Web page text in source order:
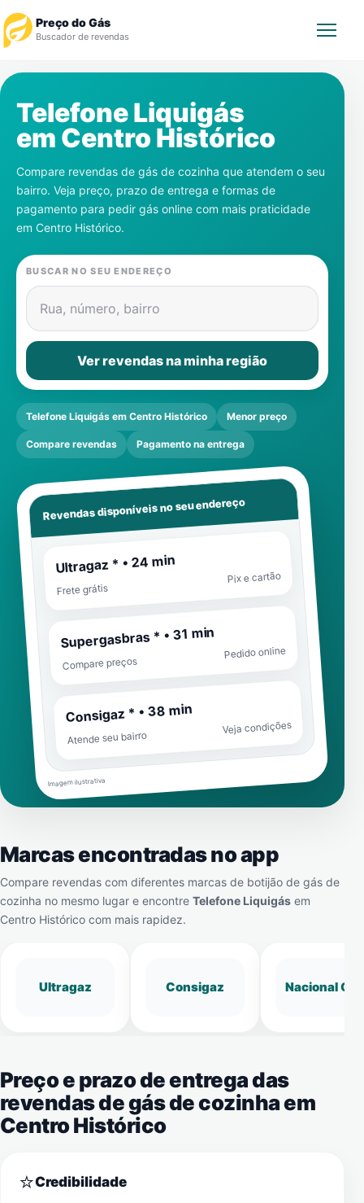
Preço do Gás
Buscador de revendas
Revendedor
Notícias
Cadastre-se
Gás
Contatos
Telefone Liquigás
em Centro Histórico
Compare revendas de gás de cozinha que atendem o seu
bairro. Veja preço, prazo de entrega e formas de
pagamento para pedir gás online com mais praticidade
em Centro Histórico.
BUSCAR NO SEU ENDEREÇO
Rua, número, bairro
Ver revendas na minha região
Telefone Liquigás em Centro Histórico Menor preço
Compare revendas Pagamento na entrega
Revendas disponíveis no seu endereço
Ultragaz * • 24 min
Frete grátis
Pix e cartão
Supergasbras * • 31 min
Compare preços
Pedido online
Consigaz * • 38 min
Atende seu bairro
Veja condições
Imagem ilustrativa
Marcas encontradas no app
Compare revendas com diferentes marcas de botijão de gás de
cozinha no mesmo lugar e encontre Telefone Liquigás em
Centro Histórico com mais rapidez.
Ultragaz Consigaz Nacional Gás
Preço e prazo de entrega das
revendas de gás de cozinha em
Centro Histórico
⭐Credibilidade